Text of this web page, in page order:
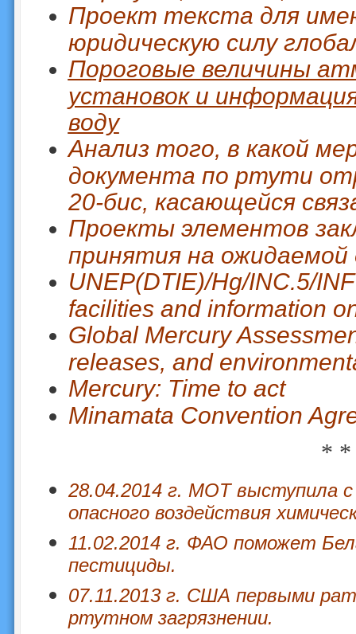
Проект текста для
юридическую силу
Пороговые величины
установок и
воду
Анализ того, в какой
документа по ртути
20-бис, касающейся
Проекты элементов
принятия на
UNEP(DTIE)/Hg/INC.5/
facilities and information
Global Mercury
releases, and
Mercury: Time to act
Minamata Convention
*
28.04.2014 г. МОТ выступила
опасного воздействия
11.02.2014 г. ФАО поможет
пестициды.
07.11.2013 г. США первыми
ртутном загрязнении.